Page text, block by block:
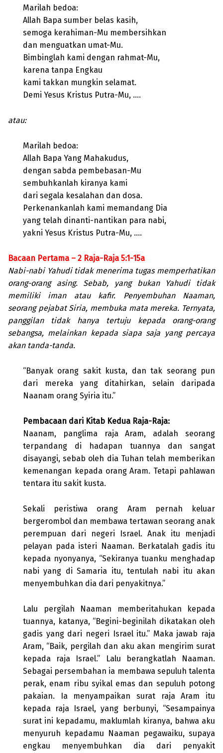
Marilah bedoa:
Allah Bapa sumber belas kasih,
semoga kerahiman-Mu membersihkan
dan menguatkan umat-Mu.
Bimbinglah kami dengan rahmat-Mu,
karena tanpa Engkau
kami takkan mungkin selamat.
Demi Yesus Kristus Putra-Mu, ….
atau:
Marilah bedoa:
Allah Bapa Yang Mahakudus,
dengan sabda pembebasan-Mu
sembuhkanlah kiranya kami
dari segala kesalahan dan dosa.
Perkenankanlah kami memandang Dia
yang telah dinanti-nantikan para nabi,
yakni Yesus Kristus Putra-Mu, ….
Bacaan Pertama – 2 Raja-Raja 5:1-15a
Nabi-nabi Yahudi tidak menerima tugas memperhatikan
orang-orang asing. Sebab, yang bukan Yahudi tidak
memiliki iman atau kafir. Penyembuhan Naaman,
seorang pejabat Siria, membuka mata mereka. Ternyata,
panggilan tidak hanya tertuju kepada orang-orang
sebangsa, melainkan kepada siapa saja yang percaya
akan tanda-tanda.
“Banyak orang sakit kusta, dan tak seorang pun
dari mereka yang ditahirkan, selain daripada
Naanam orang Syiria itu.”
Pembacaan dari Kitab Kedua Raja-Raja:
Naanam, panglima raja Aram, adalah seorang
terpandang di hadapan tuannya dan sangat
disayangi, sebab oleh dia Tuhan telah memberikan
kemenangan kepada orang Aram. Tetapi pahlawan
tentara itu sakit kusta.
Sekali peristiwa orang Aram pernah keluar
bergerombol dan membawa tertawan seorang anak
perempuan dari negeri Israel. Anak itu menjadi
pelayan pada isteri Naaman. Berkatalah gadis itu
kepada nyonyanya, “Sekiranya tuanku menghadap
nabi yang di Samaria itu, tentulah nabi itu akan
menyembuhkan dia dari penyakitnya.”
Lalu pergilah Naaman memberitahukan kepada
tuannya, katanya, “Begini-beginilah dikatakan oleh
gadis yang dari negeri Israel itu.” Maka jawab raja
Aram, “Baik, pergilah dan aku akan mengirim surat
kepada raja Israel.” Lalu berangkatlah Naaman.
Sebagai persembahan ia membawa sepuluh talenta
perak, enam ribu syikal emas dan sepuluh potong
pakaian. Ia menyampaikan surat raja Aram itu
kepada raja Israel, yang berbunyi, “Sesampainya
surat ini kepadamu, maklumlah kiranya, bahwa aku
menyuruh kepadamu Naaman pegawaiku, supaya
engkau menyembuhkan dia dari penyakit